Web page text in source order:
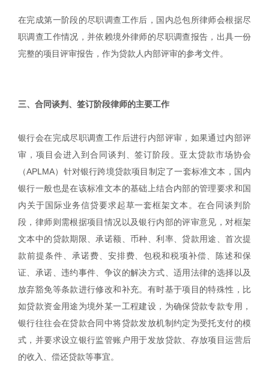
在完成第一阶段的尽职调查工作后，国内总包所律师会根据尽
职调查工作情况，并依赖境外律师的尽职调查报告，出具一份
完整的项目评审报告，作为贷款人内部评审的参考文件。
三、合同谈判、签订阶段律师的主要工作
银行会在完成尽职调查工作后进行内部评审，如果通过内部评
审，项目会进入到合同谈判、签订阶段。亚太贷款市场协会
（APLMA）针对银行跨境贷款项目制定了一套标准文本，国内
银行一般也是在该标准文本的基础上结合内部的管理要求和国
内关于国际业务信贷要求起草一套框架文本。在合同谈判阶
段，律师则需根据项目情况以及银行内部的评审意见，对框架
文本中的贷款期限、承诺额、币种、利率、贷款用途、首次提
款前提条件、承诺费、安排费、包税和税项补偿、陈述和保
证、承诺、违约事件、争议的解决方式、适用法律的选择以及
放弃豁免等条款进行修改和补充。有时基于项目的特殊性，比
如贷款资金用途为境外某一工程建设，为确保贷款专款专用，
银行往往会在贷款合同中将贷款发放机制约定为受托支付的模
式，并要求设立银行监管账户用于发放贷款、存放项目运营后
的收入、偿还贷款等事宜。